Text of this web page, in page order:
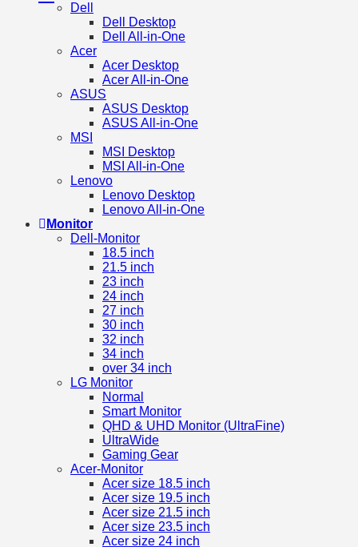
Dell
Dell Desktop
Dell All-in-One
Acer
Acer Desktop
Acer All-in-One
ASUS
ASUS Desktop
ASUS All-in-One
MSI
MSI Desktop
MSI All-in-One
Lenovo
Lenovo Desktop
Lenovo All-in-One
Monitor
Dell-Monitor
18.5 inch
21.5 inch
23 inch
24 inch
27 inch
30 inch
32 inch
34 inch
over 34 inch
LG Monitor
Normal
Smart Monitor
QHD & UHD Monitor (UltraFine)
UltraWide
Gaming Gear
Acer-Monitor
Acer size 18.5 inch
Acer size 19.5 inch
Acer size 21.5 inch
Acer size 23.5 inch
Acer size 24 inch